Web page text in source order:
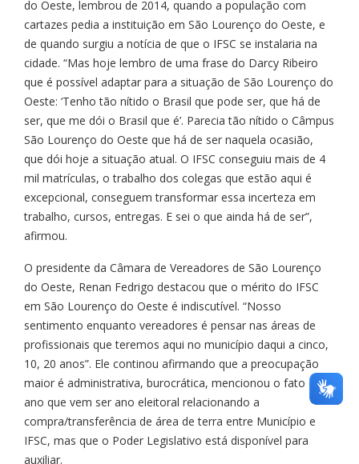
do Oeste, lembrou de 2014, quando a população com
cartazes pedia a instituição em São Lourenço do Oeste, e
de quando surgiu a notícia de que o IFSC se instalaria na
cidade. “Mas hoje lembro de uma frase do Darcy Ribeiro
que é possível adaptar para a situação de São Lourenço do
Oeste: ‘Tenho tão nítido o Brasil que pode ser, que há de
ser, que me dói o Brasil que é’. Parecia tão nítido o Câmpus
São Lourenço do Oeste que há de ser naquela ocasião,
que dói hoje a situação atual. O IFSC conseguiu mais de 4
mil matrículas, o trabalho dos colegas que estão aqui é
excepcional, conseguem transformar essa incerteza em
trabalho, cursos, entregas. E sei o que ainda há de ser”,
afirmou.
O presidente da Câmara de Vereadores de São Lourenço
do Oeste, Renan Fedrigo destacou que o mérito do IFSC
em São Lourenço do Oeste é indiscutível. “Nosso
sentimento enquanto vereadores é pensar nas áreas de
profissionais que teremos aqui no município daqui a cinco,
10, 20 anos”. Ele continou afirmando que a preocupação
maior é administrativa, burocrática, mencionou o fato de
ano que vem ser ano eleitoral relacionando a
compra/transferência de área de terra entre Município e
IFSC, mas que o Poder Legislativo está disponível para
auxiliar.